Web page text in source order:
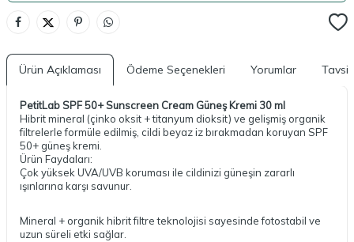
Ürün Açıklaması Ödeme Seçenekleri Yorumlar
PetitLab SPF 50+ Sunscreen Cream Güneş Kremi 30 ml
Hibrit mineral (çinko oksit + titanyum dioksit) ve gelişmiş organik
filtrelerle formüle edilmiş, cildi beyaz iz bırakmadan koruyan SPF
50+ güneş kremi.
Ürün Faydaları:
Çok yüksek UVA/UVB koruması ile cildinizi güneşin zararlı
ışınlarına karşı savunur.
Mineral + organik hibrit filtre teknolojisi sayesinde fotostabil ve
uzun süreli etki sağlar.